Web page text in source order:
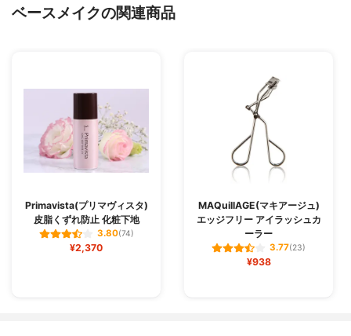
ベースメイクの関連商品
Primavista(プリマヴィスタ)
皮脂くずれ防止 化粧下地
3.80(74)
¥2,370
MAQuillAGE(マキアージュ)
エッジフリー アイラッシュカ
ーラー
3.77(23)
¥938